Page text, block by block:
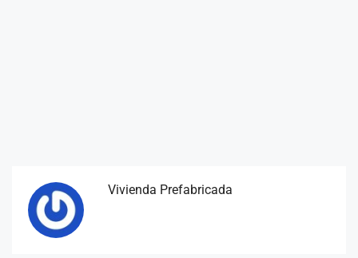
Vivienda Prefabricada